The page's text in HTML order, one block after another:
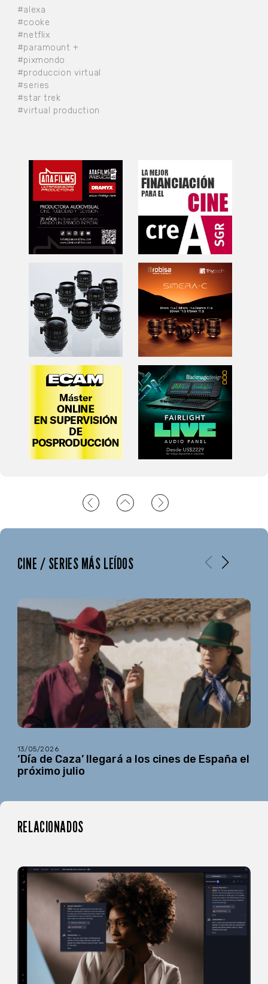
#alexa
#cooke
#netflix
#paramount +
#pixmondo
#produccion virtual
#series
#star trek
#virtual production
CINE / SERIES MÁS LEÍDOS
13/05/2026
‘Día de Caza’ llegará a los cines de España el
próximo julio
RELACIONADOS